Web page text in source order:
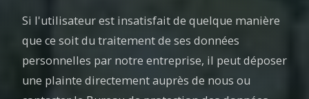
Si l'utilisateur est insatisfait de quelque manière
que ce soit du traitement de ses données
personnelles par notre entreprise, il peut déposer
une plainte directement auprès de nous ou